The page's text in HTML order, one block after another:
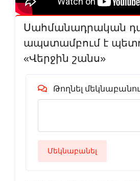
Սահմանադրական
ապստամբում է
«Վերջին շանս»
Թողնել
Մեկնաբանել